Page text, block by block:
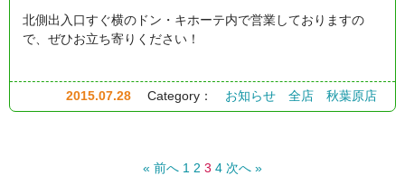
北側出入口すぐ横のドン・キホーテ内で営業しておりますの
で、ぜひお立ち寄りください！
2015.07.28 Category： お知らせ 全店 秋葉原店
« 前へ 1 2 3 4 次へ »